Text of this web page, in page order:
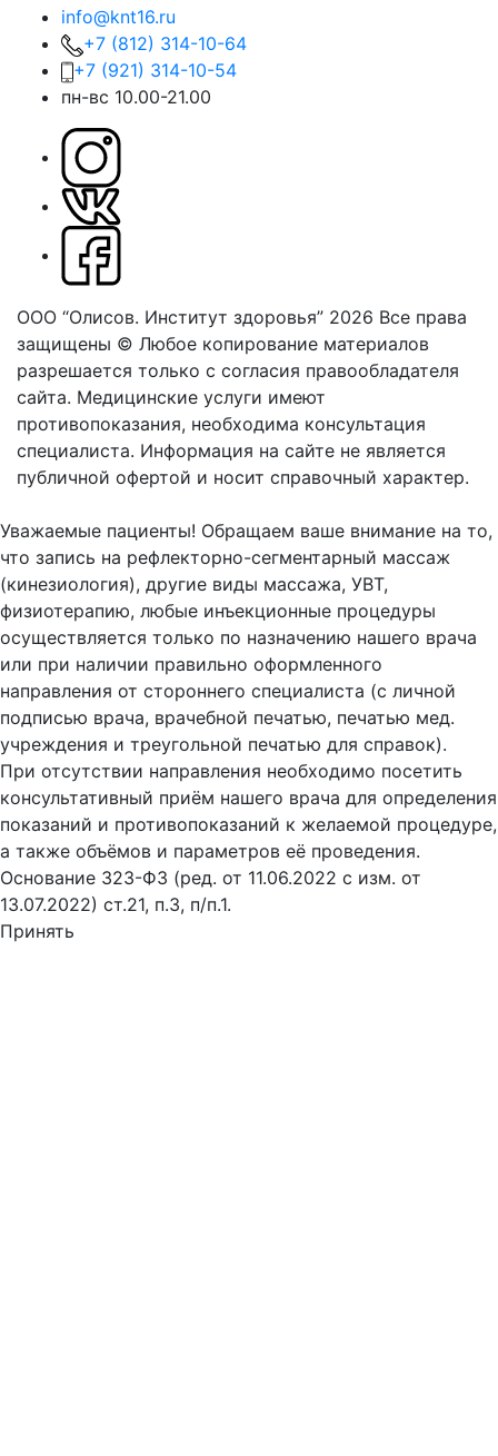
info@knt16.ru
+7 (812) 314-10-64
+7 (921) 314-10-54
пн-вс 10.00-21.00
ООО “Олисов. Институт здоровья” 2026 Все права
защищены © Любое копирование материалов
разрешается только с согласия правообладателя
сайта. Медицинские услуги имеют
противопоказания, необходима консультация
специалиста. Информация на сайте не является
публичной офертой и носит справочный характер.
Уважаемые пациенты! Обращаем ваше внимание на то,
что запись на рефлекторно-сегментарный массаж
(кинезиология), другие виды массажа, УВТ,
физиотерапию, любые инъекционные процедуры
осуществляется только по назначению нашего врача
или при наличии правильно оформленного
направления от стороннего специалиста (с личной
подписью врача, врачебной печатью, печатью мед.
учреждения и треугольной печатью для справок).
При отсутствии направления необходимо посетить
консультативный приём нашего врача для определения
показаний и противопоказаний к желаемой процедуре,
а также объёмов и параметров её проведения.
Основание 323-ФЗ (ред. от 11.06.2022 с изм. от
13.07.2022) ст.21, п.3, п/п.1.
Принять